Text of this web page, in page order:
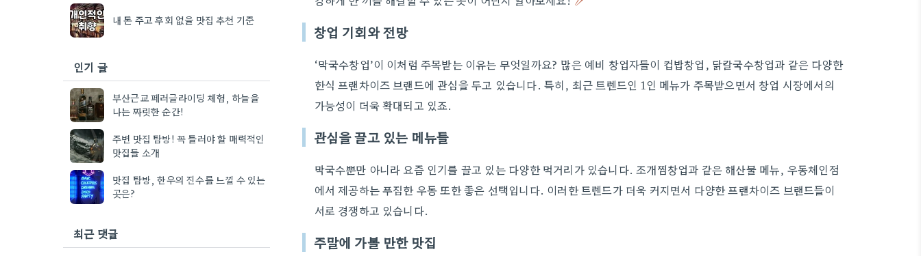
창업 기회와 전망
‘막국수창업’이 이처럼 주목받는 이유는 무엇일까요? 많은 예비 창업자들이 컵밥창업, 닭칼국수창업과 같은 다양한
한식 프랜차이즈 브랜드에 관심을 두고 있습니다. 특히, 최근 트렌드인 1인 메뉴가 주목받으면서 창업 시장에서의
가능성이 더욱 확대되고 있죠.
관심을 끌고 있는 메뉴들
막국수뿐만 아니라 요즘 인기를 끌고 있는 다양한 먹거리가 있습니다. 조개찜창업과 같은 해산물 메뉴, 우동체인점
에서 제공하는 푸짐한 우동 또한 좋은 선택입니다. 이러한 트렌드가 더욱 커지면서 다양한 프랜차이즈 브랜드들이
서로 경쟁하고 있습니다.
주말에 가볼 만한 맛집
내 돈 주고 후회 없을 맛집 추천 기준
인기 글
부산근교 페러글라이딩 체험, 하늘을
나는 짜릿한 순간!
주변 맛집 탐방! 꼭 들러야 할 매력적인
맛집들 소개
맛집 탐방, 한우의 진수를 느낄 수 있는
곳은?
최근 댓글